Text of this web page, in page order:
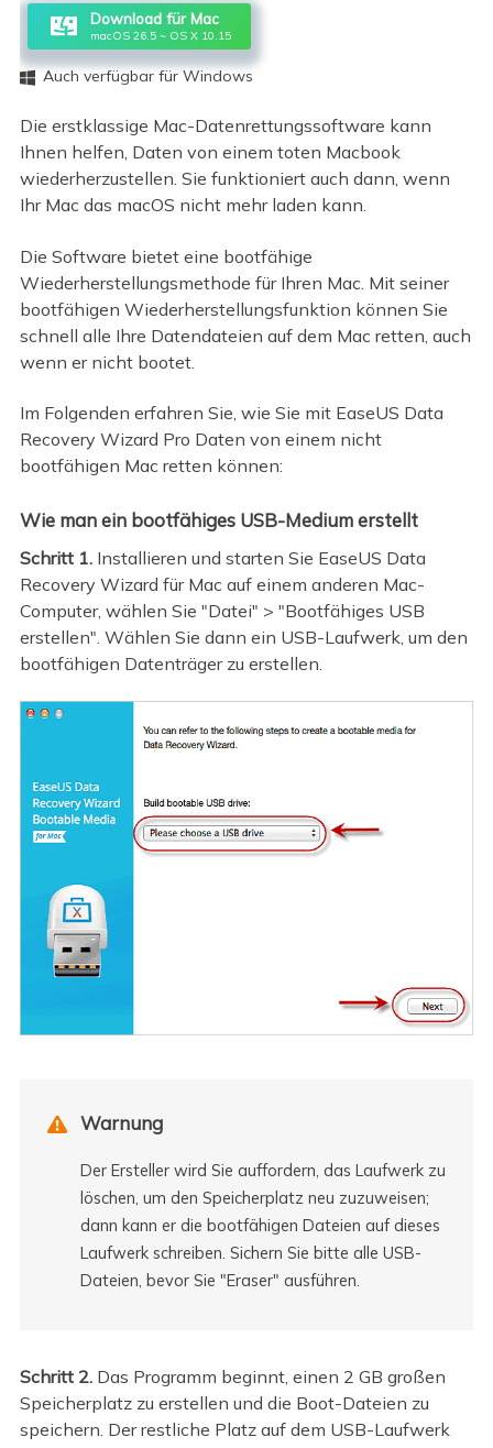
Download für Mac
macOS 26.5 ~ OS X 10.15
 Auch verfügbar für Windows
Die erstklassige Mac-Datenrettungssoftware kann
Ihnen helfen, Daten von einem toten Macbook
wiederherzustellen. Sie funktioniert auch dann, wenn
Ihr Mac das macOS nicht mehr laden kann.
Die Software bietet eine bootfähige
Wiederherstellungsmethode für Ihren Mac. Mit seiner
bootfähigen Wiederherstellungsfunktion können Sie
schnell alle Ihre Datendateien auf dem Mac retten, auch
wenn er nicht bootet.
Im Folgenden erfahren Sie, wie Sie mit EaseUS Data
Recovery Wizard Pro Daten von einem nicht
bootfähigen Mac retten können:
Wie man ein bootfähiges USB-Medium erstellt
Schritt 1. Installieren und starten Sie EaseUS Data
Recovery Wizard für Mac auf einem anderen Mac-
Computer, wählen Sie "Datei" > "Bootfähiges USB
erstellen". Wählen Sie dann ein USB-Laufwerk, um den
bootfähigen Datenträger zu erstellen.
 Warnung
Der Ersteller wird Sie auffordern, das Laufwerk zu
löschen, um den Speicherplatz neu zuzuweisen;
dann kann er die bootfähigen Dateien auf dieses
Laufwerk schreiben. Sichern Sie bitte alle USB-
Dateien, bevor Sie "Eraser" ausführen.
Schritt 2. Das Programm beginnt, einen 2 GB großen
Speicherplatz zu erstellen und die Boot-Dateien zu
speichern. Der restliche Platz auf dem USB-Laufwerk